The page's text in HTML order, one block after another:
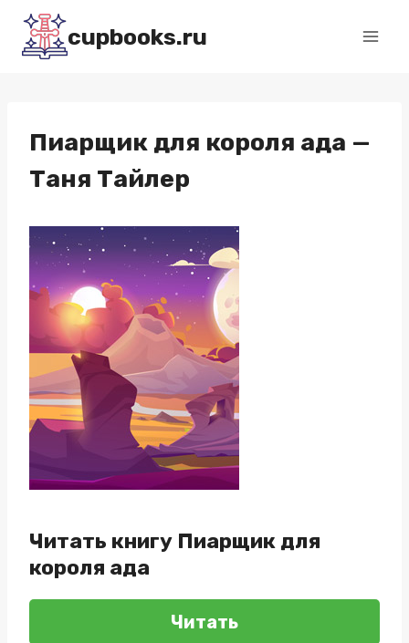
Перейти
содержимому
cupbooks.ru
Пиарщик для короля ада —
Таня Тайлер
Читать книгу Пиарщик для
короля ада
Читать